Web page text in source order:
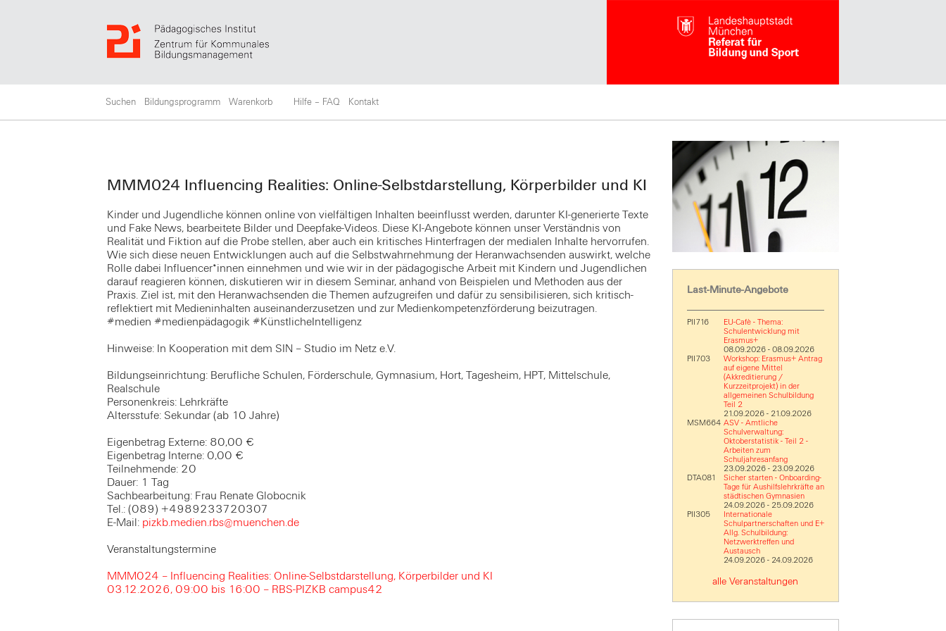
Suchen Bildungsprogramm Warenkorb Hilfe – FAQ Kontakt
MMM024 Influencing Realities: Online-Selbstdarstellung, Körperbilder und KI
Kinder und Jugendliche können online von vielfältigen Inhalten beeinflusst werden, darunter KI-generierte Texte
und Fake News, bearbeitete Bilder und Deepfake-Videos. Diese KI-Angebote können unser Verständnis von
Realität und Fiktion auf die Probe stellen, aber auch ein kritisches Hinterfragen der medialen Inhalte hervorrufen.
Wie sich diese neuen Entwicklungen auch auf die Selbstwahrnehmung der Heranwachsenden auswirkt, welche
Rolle dabei Influencer*innen einnehmen und wie wir in der pädagogische Arbeit mit Kindern und Jugendlichen
darauf reagieren können, diskutieren wir in diesem Seminar, anhand von Beispielen und Methoden aus der
Praxis. Ziel ist, mit den Heranwachsenden die Themen aufzugreifen und dafür zu sensibilisieren, sich kritisch-
reflektiert mit Medieninhalten auseinanderzusetzen und zur Medienkompetenzförderung beizutragen.
#medien #medienpädagogik #KünstlicheIntelligenz
Hinweise: In Kooperation mit dem SIN – Studio im Netz e.V.
Bildungseinrichtung: Berufliche Schulen, Förderschule, Gymnasium, Hort, Tagesheim, HPT, Mittelschule,
Realschule
Personenkreis: Lehrkräfte
Altersstufe: Sekundar (ab 10 Jahre)
Eigenbetrag Externe: 80,00 €
Eigenbetrag Interne: 0,00 €
Teilnehmende: 20
Dauer: 1 Tag
Sachbearbeitung: Frau Renate Globocnik
Tel.: (089) +4989233720307
E-Mail: pizkb.medien.rbs@muenchen.de
Veranstaltungstermine
MMM024 – Influencing Realities: Online-Selbstdarstellung, Körperbilder und KI
03.12.2026, 09:00 bis 16:00 – RBS-PIZKB campus42
Last-Minute-Angebote
PII716
EU-Cafè - Thema:
Schulentwicklung mit
Erasmus+
08.09.2026 - 08.09.2026
PII703
Workshop: Erasmus+ Antrag
auf eigene Mittel
(Akkreditierung /
Kurzzeitprojekt) in der
allgemeinen Schulbildung
Teil 2
21.09.2026 - 21.09.2026
MSM664 ASV - Amtliche
Schulverwaltung:
Oktoberstatistik - Teil 2 -
Arbeiten zum
Schuljahresanfang
23.09.2026 - 23.09.2026
DTA081
Sicher starten - Onboarding-
Tage für Aushilfslehrkräfte an
städtischen Gymnasien
24.09.2026 - 25.09.2026
PII305
Internationale
Schulpartnerschaften und E+
Allg. Schulbildung:
Netzwerktreffen und
Austausch
24.09.2026 - 24.09.2026
alle Veranstaltungen